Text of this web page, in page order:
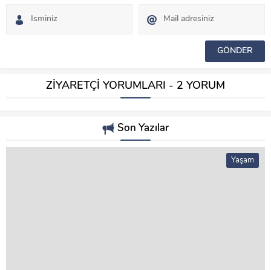
ZİYARETÇİ YORUMLARI - 2 YORUM
Son Yazılar
Yaşam